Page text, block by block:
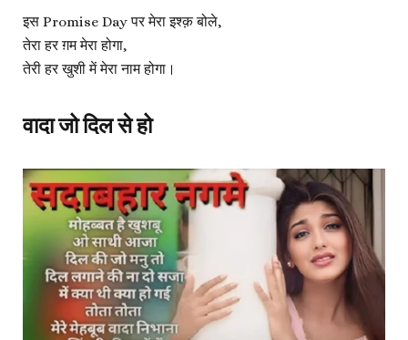
इस Promise Day पर मेरा इश्क़ बोले,
तेरा हर ग़म मेरा होगा,
तेरी हर खुशी में मेरा नाम होगा।
वादा जो दिल से हो